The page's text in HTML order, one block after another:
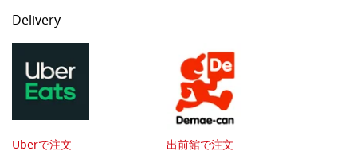
Delivery
Uberで注文 出前館で注文